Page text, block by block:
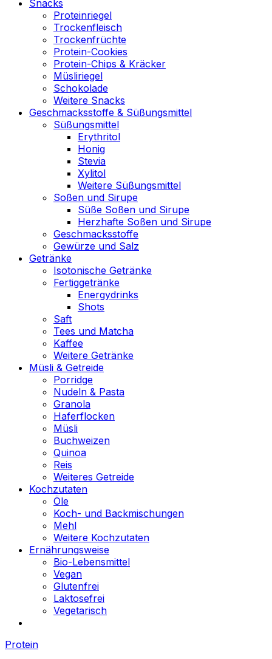
Snacks
Proteinriegel
Trockenfleisch
Trockenfrüchte
Protein-Cookies
Protein-Chips & Kräcker
Müsliriegel
Schokolade
Weitere Snacks
Geschmacksstoffe & Süßungsmittel
Süßungsmittel
Erythritol
Honig
Stevia
Xylitol
Weitere Süßungsmittel
Soßen und Sirupe
Süße Soßen und Sirupe
Herzhafte Soßen und Sirupe
Geschmacksstoffe
Gewürze und Salz
Getränke
Isotonische Getränke
Fertiggetränke
Energydrinks
Shots
Saft
Tees und Matcha
Kaffee
Weitere Getränke
Müsli & Getreide
Porridge
Nudeln & Pasta
Granola
Haferflocken
Müsli
Buchweizen
Quinoa
Reis
Weiteres Getreide
Kochzutaten
Öle
Koch- und Backmischungen
Mehl
Weitere Kochzutaten
Ernährungsweise
Bio-Lebensmittel
Vegan
Glutenfrei
Laktosefrei
Vegetarisch
Protein